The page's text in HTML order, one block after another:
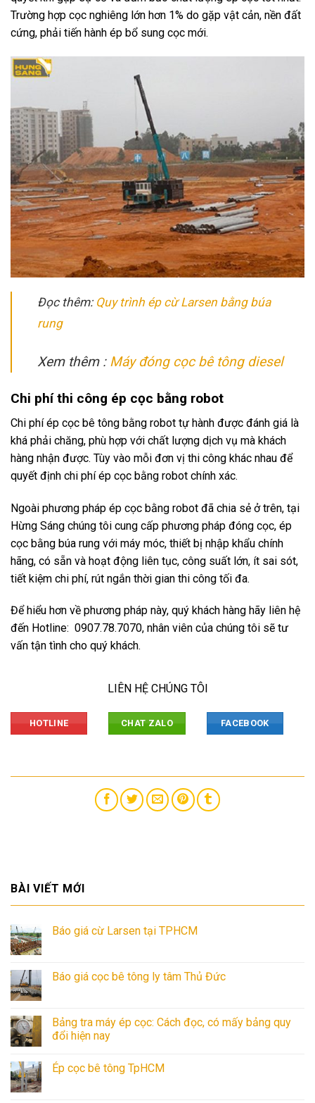
Trường hợp cọc nghiêng lớn hơn 1% do gặp vật cản, nền đất
cứng, phải tiến hành ép bổ sung cọc mới.
Đọc thêm: Quy trình ép cừ Larsen bằng búa
rung
Xem thêm : Máy đóng cọc bê tông diesel
Chi phí thi công ép cọc bằng robot
Chi phí ép cọc bê tông bằng robot tự hành được đánh giá là
khá phải chăng, phù hợp với chất lượng dịch vụ mà khách
hàng nhận được. Tùy vào mỗi đơn vị thi công khác nhau để
quyết định chi phí ép cọc bằng robot chính xác.
Ngoài phương pháp ép cọc bằng robot đã chia sẻ ở trên, tại
Hừng Sáng chúng tôi cung cấp phương pháp đóng cọc, ép
cọc bằng búa rung với máy móc, thiết bị nhập khẩu chính
hãng, có sẵn và hoạt động liên tục, công suất lớn, ít sai sót,
tiết kiệm chi phí, rút ngắn thời gian thi công tối đa.
Để hiểu hơn về phương pháp này, quý khách hàng hãy liên hệ
đến Hotline: 0907.78.7070, nhân viên của chúng tôi sẽ tư
vấn tận tình cho quý khách.
LIÊN HỆ CHÚNG TÔI
HOTLINE CHAT ZALO FACEBOOK
BÀI VIẾT MỚI
Báo giá cừ Larsen tại TPHCM
Báo giá cọc bê tông ly tâm Thủ Đức
Bảng tra máy ép cọc: Cách đọc, có mấy bảng quy
đổi hiện nay
Ép cọc bê tông TpHCM